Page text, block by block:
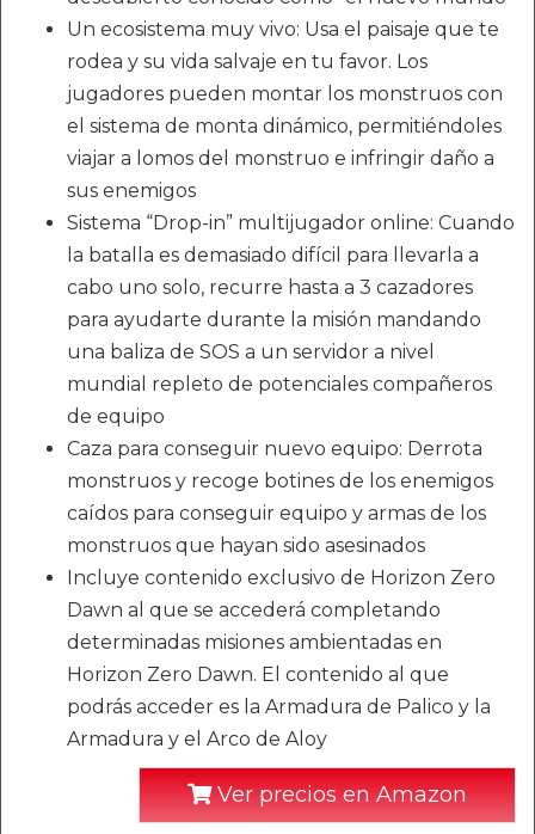
Un ecosistema muy vivo: Usa el paisaje que te
rodea y su vida salvaje en tu favor. Los
jugadores pueden montar los monstruos con
el sistema de monta dinámico, permitiéndoles
viajar a lomos del monstruo e infringir daño a
sus enemigos
Sistema “Drop-in” multijugador online: Cuando
la batalla es demasiado difícil para llevarla a
cabo uno solo, recurre hasta a 3 cazadores
para ayudarte durante la misión mandando
una baliza de SOS a un servidor a nivel
mundial repleto de potenciales compañeros
de equipo
Caza para conseguir nuevo equipo: Derrota
monstruos y recoge botines de los enemigos
caídos para conseguir equipo y armas de los
monstruos que hayan sido asesinados
Incluye contenido exclusivo de Horizon Zero
Dawn al que se accederá completando
determinadas misiones ambientadas en
Horizon Zero Dawn. El contenido al que
podrás acceder es la Armadura de Palico y la
Armadura y el Arco de Aloy
Ver precios en Amazon